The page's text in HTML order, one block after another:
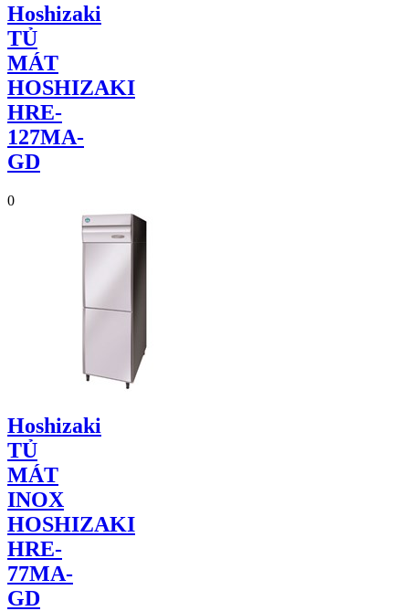
Hoshizaki
TỦ
MÁT
HOSHIZAKI
HRE-
127MA-
GD
0
Hoshizaki
TỦ
MÁT
INOX
HOSHIZAKI
HRE-
77MA-
GD